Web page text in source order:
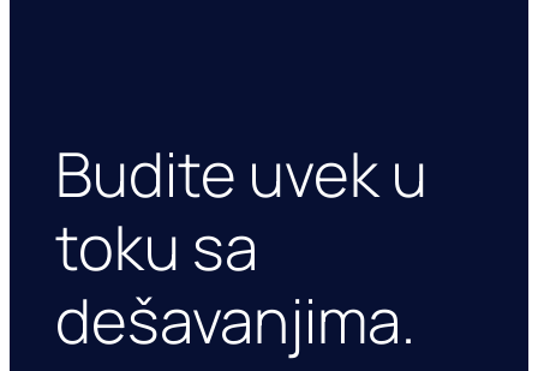
Budite uvek u
toku sa
dešavanjima.